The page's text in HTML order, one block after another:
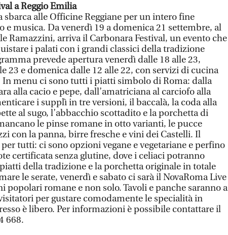
a Reggio Emilia
sbarca alle Officine Reggiane per un intero fine
e musica. Da venerdì 19 a domenica 21 settembre, al
Ramazzini, arriva il Carbonara Festival, un evento che
i palati con i grandi classici della tradizione
prevede apertura venerdì dalle 18 alle 23,
23 e domenica dalle 12 alle 22, con servizi di cucina
In menu ci sono tutti i piatti simbolo di Roma: dalla
alla cacio e pepe, dall’amatriciana al carciofo alla
i supplì in tre versioni, il baccalà, la coda alla
al sugo, l’abbacchio scottadito e la porchetta di
le pinse romane in otto varianti, le pucce
con la panna, birre fresche e vini dei Castelli. Il
tutti: ci sono opzioni vegane e vegetariane e perfino
certificata senza glutine, dove i celiaci potranno
della tradizione e la porchetta originale in totale
le serate, venerdì e sabato ci sarà il NovaRoma Live
popolari romane e non solo. Tavoli e panche saranno a
per gustare comodamente le specialità in
è libero. Per informazioni è possibile contattare il
668.